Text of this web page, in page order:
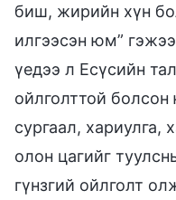
биш, жирийн хүн
илгээсэн юм”
үедээ л Есүсийн
ойлголттой
сургаал, хариулга,
олон цагийг
гүнзгий ойлголт